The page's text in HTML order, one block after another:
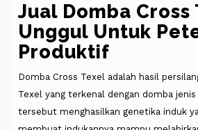
Jual Domba Cross
Unggul Untuk
Produktif
Domba Cross Texel adalah hasil
Texel yang terkenal dengan domba
tersebut menghasilkan genetika induk